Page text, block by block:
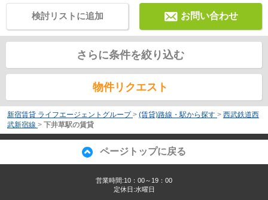
お問い合わせ
検討リストに追加
さらに条件を絞り込む
物件リクエスト
新宿賃貸 ライフエージェントグループ > (賃貸)路線・駅から探す > 西武鉄道西
武新宿線 > 下井草駅の賃貸
ページトップに戻る
営業時間:10：00～19：00
定休日:水曜日